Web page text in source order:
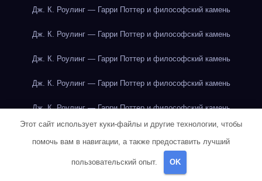
Дж. К. Роулинг — Гарри Поттер и философский камень
Дж. К. Роулинг — Гарри Поттер и философский камень
Дж. К. Роулинг — Гарри Поттер и философский камень
Дж. К. Роулинг — Гарри Поттер и философский камень
Дж. К. Роулинг — Гарри Поттер и философский камень
Этот сайт использует куки-файлы и другие технологии, чтобы
помочь вам в навигации, а также предоставить лучший
пользовательский опыт. OK